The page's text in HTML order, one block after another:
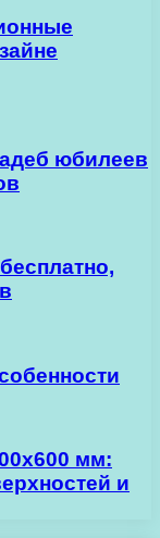
юбилеев
мм:
и